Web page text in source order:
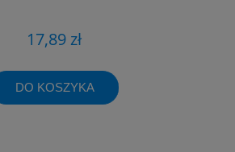
17,89 zł
DO KOSZYKA